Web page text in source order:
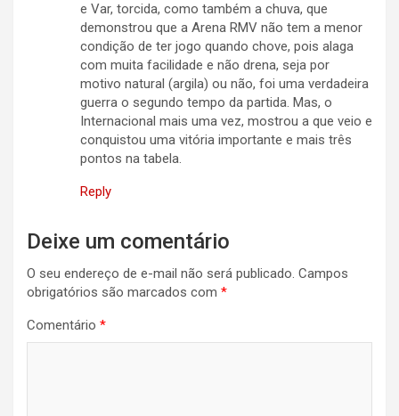
e Var, torcida, como também a chuva, que
demonstrou que a Arena RMV não tem a menor
condição de ter jogo quando chove, pois alaga
com muita facilidade e não drena, seja por
motivo natural (argila) ou não, foi uma verdadeira
guerra o segundo tempo da partida. Mas, o
Internacional mais uma vez, mostrou a que veio e
conquistou uma vitória importante e mais três
pontos na tabela.
Reply
Deixe um comentário
O seu endereço de e-mail não será publicado. Campos
obrigatórios são marcados com *
Comentário *